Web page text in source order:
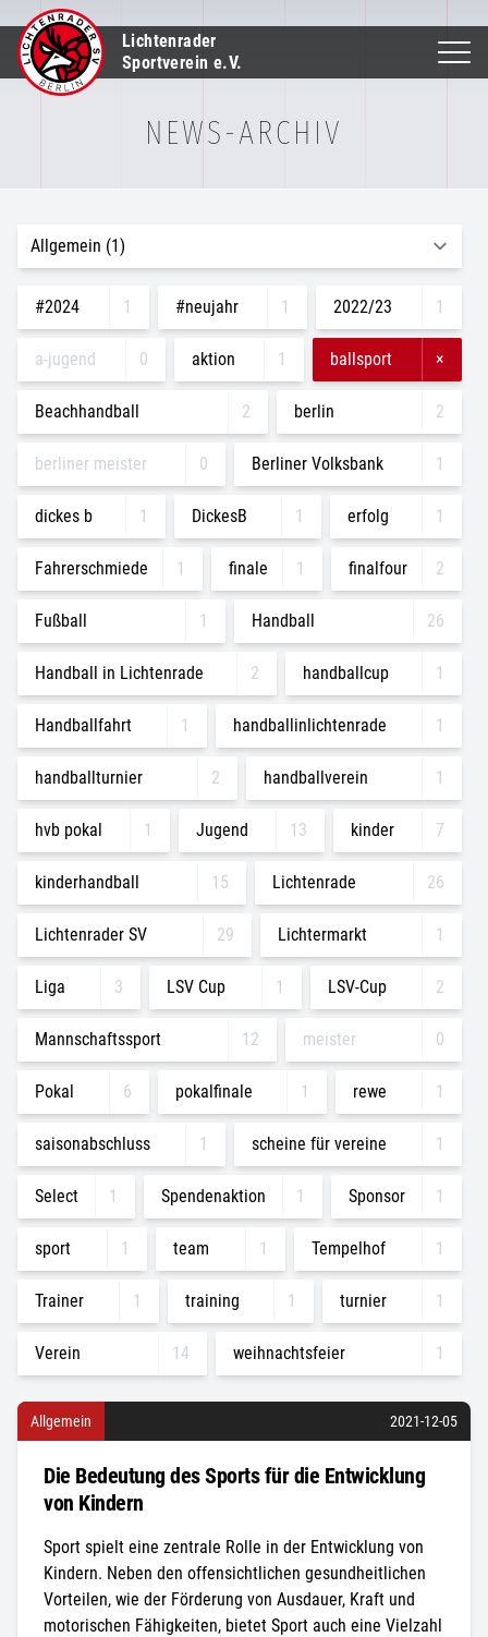
Lichtenrader
Sportverein e.V.
NEWS-ARCHIV
Allgemein 2021-12-05
Die Bedeutung des Sports für die Entwicklung
von Kindern
Sport spielt eine zentrale Rolle in der Entwicklung von
Kindern. Neben den offensichtlichen gesundheitlichen
Vorteilen, wie der Förderung von Ausdauer, Kraft und
motorischen Fähigkeiten, bietet Sport auch eine Vielzahl
#2024 1 #neujahr 1 2022/23 1
a-jugend 0 aktion 1 ballsport ×
Beachhandball 2 berlin 2
berliner meister 0 Berliner Volksbank 1
dickes b 1 DickesB 1 erfolg 1
Fahrerschmiede 1 finale 1 finalfour 2
Fußball 1 Handball 26
Handball in Lichtenrade 2 handballcup 1
Handballfahrt 1 handballinlichtenrade 1
handballturnier 2 handballverein 1
hvb pokal 1 Jugend 13 kinder 7
kinderhandball 15 Lichtenrade 26
Lichtenrader SV 29 Lichtermarkt 1
Liga 3 LSV Cup 1 LSV-Cup 2
Mannschaftssport 12 meister 0
Pokal 6 pokalfinale 1 rewe 1
saisonabschluss 1 scheine für vereine 1
Select 1 Spendenaktion 1 Sponsor 1
sport 1 team 1 Tempelhof 1
Trainer 1 training 1 turnier 1
Verein 14 weihnachtsfeier 1